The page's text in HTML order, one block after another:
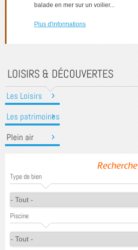
LOISIRS & DÉCOUVERTES
Les Loisirs
Les patrimoines
Plein air
Recherche
Type de bien
Piscine
balade en mer sur un voilier...
Plus d'informations